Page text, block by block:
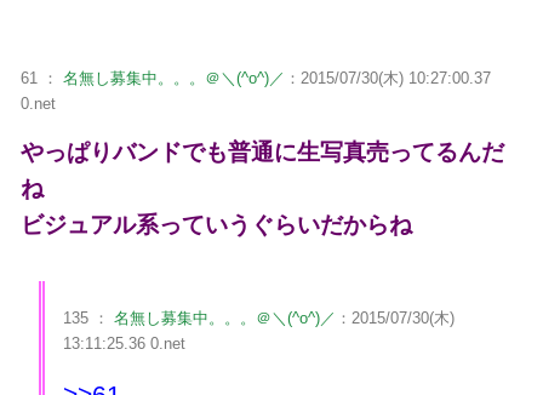
61 ： 名無し募集中。。。＠＼(^o^)／ ：2015/07/30(木) 10:27:00.37
0.net
やっぱりバンドでも普通に生写真売ってるんだ
ね
ビジュアル系っていうぐらいだからね
135 ： 名無し募集中。。。＠＼(^o^)／ ：2015/07/30(木)
13:11:25.36 0.net